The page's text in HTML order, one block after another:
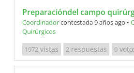
Preparacióndel campo
Coordinadorcontestada 9 años ago •
Quirúrgicos
1972 vistas 2 respuestas 0